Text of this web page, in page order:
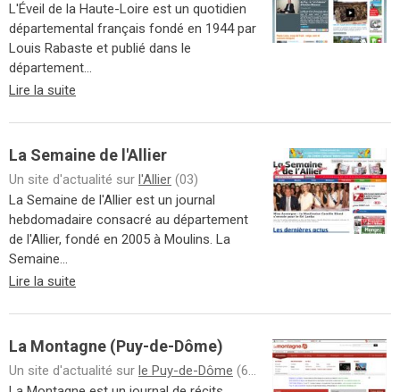
L'Éveil de la Haute-Loire est un quotidien
départemental français fondé en 1944 par
Louis Rabaste et publié dans le
département...
Lire la suite
La Semaine de l'Allier
Un site d'actualité sur l'Allier (03)
La Semaine de l'Allier est un journal
hebdomadaire consacré au département
de l'Allier, fondé en 2005 à Moulins. La
Semaine...
Lire la suite
La Montagne (Puy-de-Dôme)
Un site d'actualité sur le Puy-de-Dôme (63)